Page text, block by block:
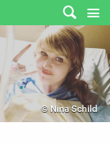
©Nina Schild